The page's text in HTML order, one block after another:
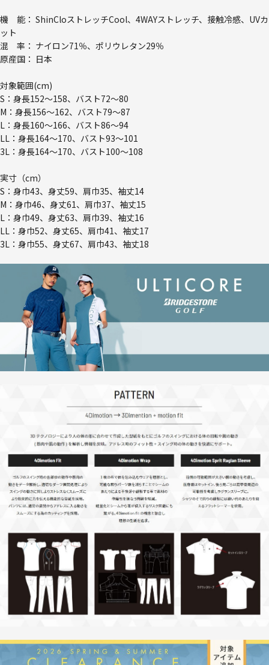
機 能： ShinCloストレッチCool、4WAYストレッチ、接触冷感、UVカ
ット
混 率： ナイロン71％、ポリウレタン29％
原産国： 日本
対象範囲(cm)
S：身長152～158、バスト72～80
M：身長156～162、バスト79～87
L：身長160～166、バスト86～94
LL：身長164～170、バスト93～101
3L：身長164～170、バスト100～108
実寸（cm）
S：身巾43、身丈59、肩巾35、袖丈14
M：身巾46、身丈61、肩巾37、袖丈15
L：身巾49、身丈63、肩巾39、袖丈16
LL：身巾52、身丈65、肩巾41、袖丈17
3L：身巾55、身丈67、肩巾43、袖丈18